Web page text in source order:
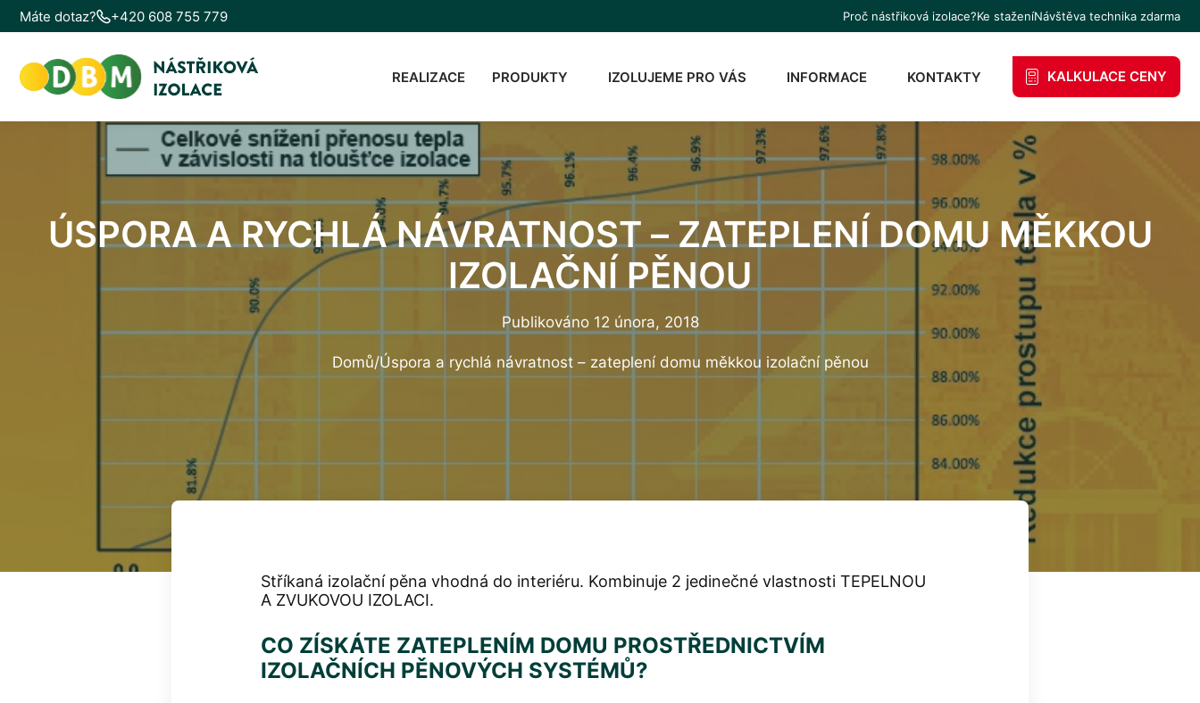
Máte dotaz? +420 608 755 779 Proč nástřiková izolace?Ke staženíNávštěva technika zdarma
REALIZACE PRODUKTY IZOLUJEME PRO VÁS INFORMACE KONTAKTY KALKULACE CENY
ÚSPORA A RYCHLÁ NÁVRATNOST – ZATEPLENÍ DOMU MĚKKOU
IZOLAČNÍ PĚNOU
Publikováno 12 února, 2018
Domů/Úspora a rychlá návratnost – zateplení domu měkkou izolační pěnou
Stříkaná izolační pěna vhodná do interiéru. Kombinuje 2 jedinečné vlastnosti TEPELNOU
A ZVUKOVOU IZOLACI.
CO ZÍSKÁTE ZATEPLENÍM DOMU PROSTŘEDNICTVÍM
IZOLAČNÍCH PĚNOVÝCH SYSTÉMŮ?